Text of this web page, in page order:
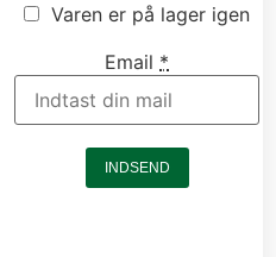
Varen er på lager igen
Email *
INDSEND